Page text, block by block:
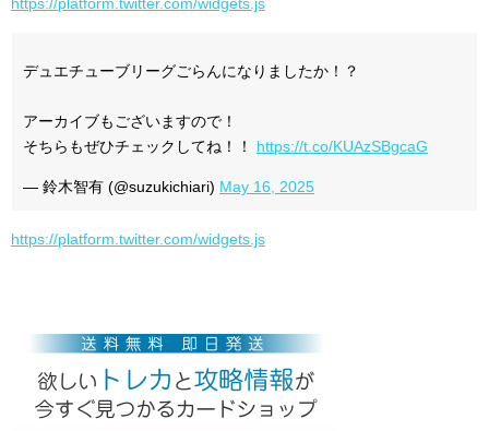
デュエチューブリーグごらんになりましたか！？
アーカイブもございますので！
そちらもぜひチェックしてね！！ https://t.co/KUAzSBgcaG
— 鈴木智有 (@suzukichiari) May 16, 2025
https://platform.twitter.com/widgets.js